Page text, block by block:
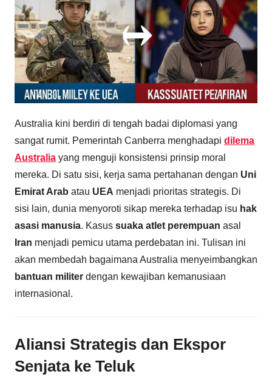
Australia kini berdiri di tengah badai diplomasi yang
sangat rumit. Pemerintah Canberra menghadapi dilema
Australia yang menguji konsistensi prinsip moral
mereka. Di satu sisi, kerja sama pertahanan dengan Uni
Emirat Arab atau UEA menjadi prioritas strategis. Di
sisi lain, dunia menyoroti sikap mereka terhadap isu hak
asasi manusia. Kasus suaka atlet perempuan asal
Iran menjadi pemicu utama perdebatan ini. Tulisan ini
akan membedah bagaimana Australia menyeimbangkan
bantuan militer dengan kewajiban kemanusiaan
internasional.
Aliansi Strategis dan Ekspor
Senjata ke Teluk